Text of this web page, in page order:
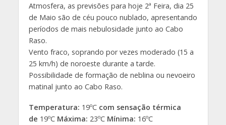
Atmosfera, as previsões para hoje 2ª Feira, dia 25
de Maio são de céu pouco nublado, apresentando
períodos de mais nebulosidade junto ao Cabo
Raso.
Vento fraco, soprando por vezes moderado (15 a
25 km/h) de noroeste durante a tarde.
Possibilidade de formação de neblina ou nevoeiro
matinal junto ao Cabo Raso.
Temperatura: 19ºC com sensação térmica
de 19ºC Máxima: 23ºC Mínima: 16ºC